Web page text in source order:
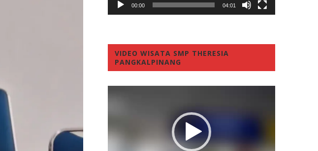
00:00 04:01
VIDEO WISATA SMP THERESIA
PANGKALPINANG